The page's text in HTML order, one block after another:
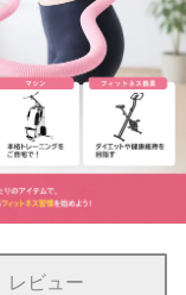
レビュー